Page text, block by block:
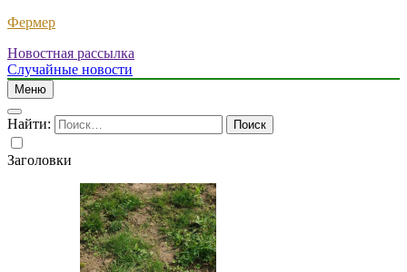
Фермер
Новостная рассылка
Случайные новости
Меню
Найти:
Заголовки